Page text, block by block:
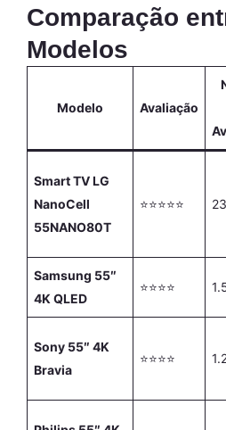
Comparação
Modelos
Modelo Avaliação
Smart TV LG
NanoCell
55NANO80T
⭐⭐⭐⭐⭐ 23
Samsung 55″
4K QLED
⭐⭐⭐⭐
Sony 55″ 4K
Bravia
⭐⭐⭐⭐